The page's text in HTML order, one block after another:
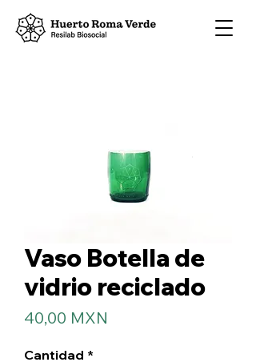
Vaso Botella de
vidrio reciclado
40,00 MXN
Cantidad *